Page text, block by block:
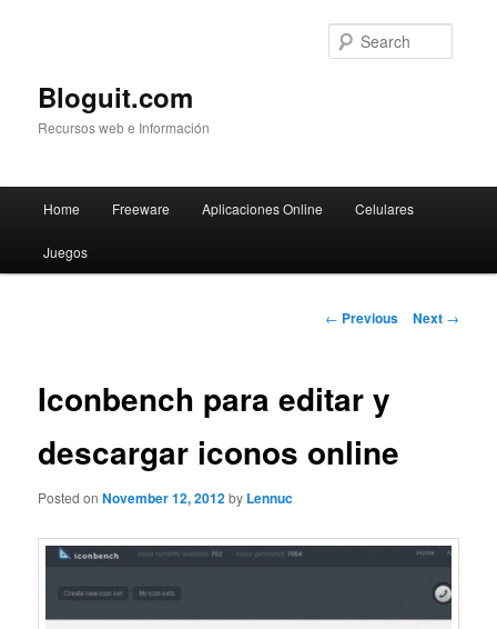
Bloguit.com
Recursos web e Información
Skip
to
Home Freeware Aplicaciones Online Celulares
Juegos
Post
← Previous Next →
Iconbench para editar y
descargar iconos online
Posted onNovember 12, 2012by Lennuc